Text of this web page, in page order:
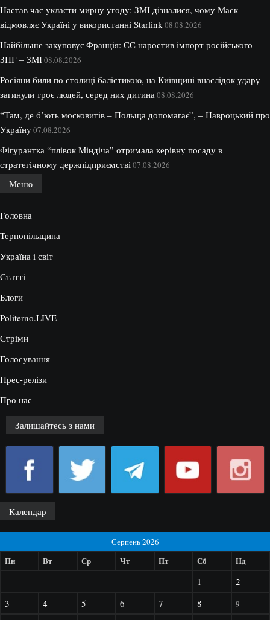
Настав час укласти мирну угоду: ЗМІ дізналися, чому Маск
відмовляє Україні у використанні Starlink08.08.2026
Найбільше закуповує Франція: ЄС наростив імпорт російського
ЗПГ – ЗМІ08.08.2026
Росіяни били по столиці балістикою, на Київщині внаслідок удару
загинули троє людей, серед них дитина08.08.2026
“Там, де б’ють московитів – Польща допомагає”, – Навроцький про
Україну07.08.2026
Фігурантка “плівок Міндіча” отримала керівну посаду в
стратегічному держпідприємстві07.08.2026
Меню
Головна
Тернопільщина
Україна і світ
Статті
Блоги
Politerno.LIVE
Стріми
Голосування
Прес-релізи
Про нас
Залишайтесь з нами
Календар
Серпень 2026
Пн Вт Ср Чт Пт Сб Нд
1
2
3
4 5 6 7 8
9